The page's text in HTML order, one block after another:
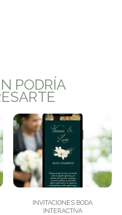
PODRÍA
INVITACIONES BODA
INTERACTIVA